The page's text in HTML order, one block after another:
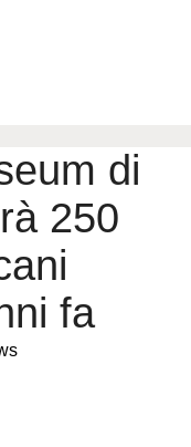
di
250
fa